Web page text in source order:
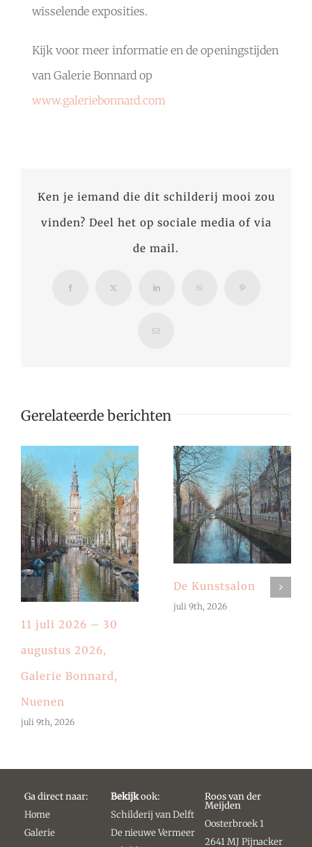
wisselende exposities.
Kijk voor meer informatie en de openingstijden
van Galerie Bonnard op
www.galeriebonnard.com
Ken je iemand die dit schilderij mooi zou
vinden? Deel het op sociale media of via
de mail.
Facebook X LinkedIn WhatsApp Pinterest
E-
Gerelateerde berichten
11 juli 2026 – 30
augustus 2026,
Galerie Bonnard,
Nuenen
juli 9th, 2026
De Kunstsalon
juli 9th, 2026
Ga direct naar:
Home
Galerie
Bekijkook:
Schilderij van Delft
De nieuwe Vermeer
Roos van der
Meijden
Oosterbroek 1
2641 MJ Pijnacker